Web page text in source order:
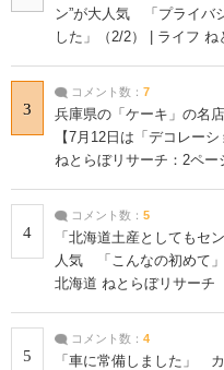
ン”が大人気 「プライバ
した」（2/2） | ライフ ね
3
コメント数： 7
兵庫県の「ケーキ」の名
【7月12日は「デコレー
ねとらぼリサーチ：2ペー
4
コメント数： 5
「北海道土産としてもセ
人気 「こんなの初めて」
北海道 ねとらぼリサーチ
5
コメント数： 4
「車に常備しました」